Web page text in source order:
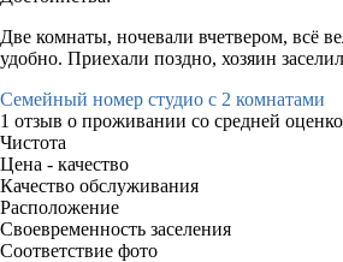
Две комнаты, ночевали вчетвером, всё
удобно. Приехали поздно, хозяин
Семейный номер студио с 2 комнатами
1 отзыв о проживании со средней
Чистота
Цена - качество
Качество обслуживания
Расположение
Своевременность заселения
Соответствие фото